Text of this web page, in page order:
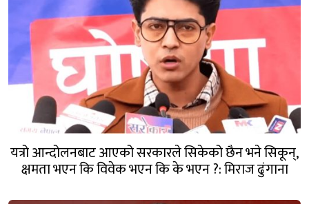
यत्रो आन्दोलनबाट आएको सरकारले सिकेको छैन भने सिकून्,
क्षमता भएन कि विवेक भएन कि के भएन ?: मिराज ढुंगाना